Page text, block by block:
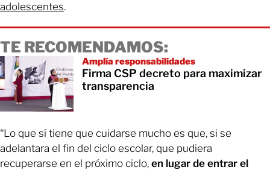
adolescentes.
TE RECOMENDAMOS:
Amplía responsabilidades
Firma CSP decreto para maximizar
transparencia
“Lo que sí tiene que cuidarse mucho es que, si se
adelantara el fin del ciclo escolar, que pudiera
recuperarse en el próximo ciclo, en lugar de entrar el